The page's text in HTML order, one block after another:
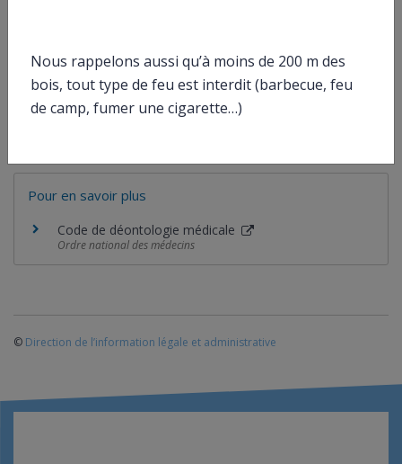
Travail – Formation
Dossier médical
Social – Santé
Pour en savoir plus
Code de déontologie médicale
Ordre national des médecins
© Direction de l’information légale et administrative
Nous rappelons aussi qu’à moins de 200 m des
bois, tout type de feu est interdit (barbecue, feu
de camp, fumer une cigarette…)